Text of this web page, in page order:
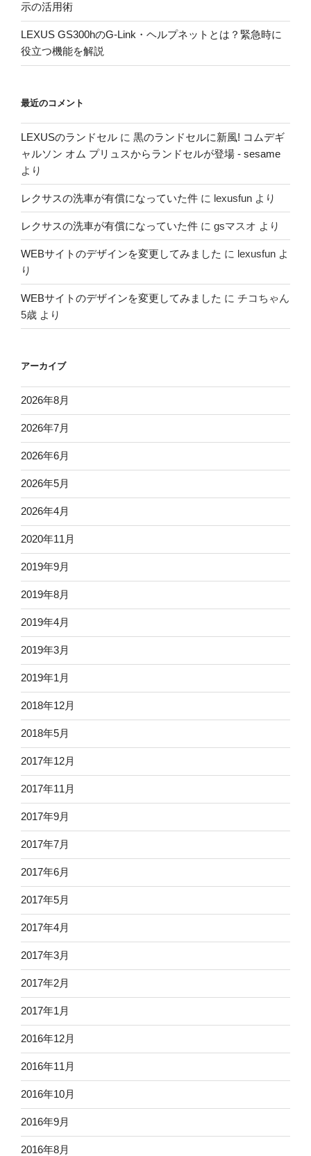
示の活用術
LEXUS GS300hのG-Link・ヘルプネットとは？緊急時に
役立つ機能を解説
最近のコメント
LEXUSのランドセル に 黒のランドセルに新風! コムデギ
ャルソン オム プリュスからランドセルが登場 - sesame
より
レクサスの洗車が有償になっていた件 に lexusfun より
レクサスの洗車が有償になっていた件 に gsマスオ より
WEBサイトのデザインを変更してみました に lexusfun よ
り
WEBサイトのデザインを変更してみました に チコちゃん
5歳 より
アーカイブ
2026年8月
2026年7月
2026年6月
2026年5月
2026年4月
2020年11月
2019年9月
2019年8月
2019年4月
2019年3月
2019年1月
2018年12月
2018年5月
2017年12月
2017年11月
2017年9月
2017年7月
2017年6月
2017年5月
2017年4月
2017年3月
2017年2月
2017年1月
2016年12月
2016年11月
2016年10月
2016年9月
2016年8月